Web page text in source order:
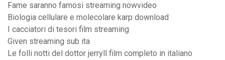
Fame saranno famosi streaming nowvideo
Biologia cellulare e molecolare karp download
I cacciatori di tesori film streaming
Given streaming sub ita
Le folli notti del dottor jerryll film completo in italiano